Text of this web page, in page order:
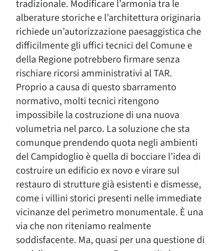
tradizionale. Modificare l’armonia tra le
alberature storiche e l’architettura originaria
richiede un’autorizzazione paesaggistica che
difficilmente gli uffici tecnici del Comune e
della Regione potrebbero firmare senza
rischiare ricorsi amministrativi al TAR.
Proprio a causa di questo sbarramento
normativo, molti tecnici ritengono
impossibile la costruzione di una nuova
volumetria nel parco. La soluzione che sta
comunque prendendo quota negli ambienti
del Campidoglio è quella di bocciare l’idea di
costruire un edificio ex novo e virare sul
restauro di strutture già esistenti e dismesse,
come i villini storici presenti nelle immediate
vicinanze del perimetro monumentale. È una
via che non riteniamo realmente
soddisfacente. Ma, quasi per una questione di